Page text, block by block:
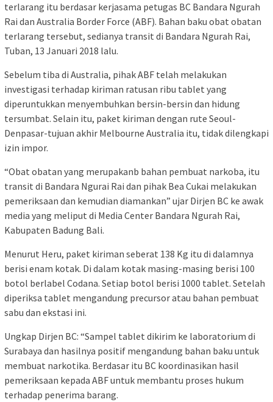
terlarang itu berdasar kerjasama petugas BC Bandara Ngurah
Rai dan Australia Border Force (ABF). Bahan baku obat obatan
terlarang tersebut, sedianya transit di Bandara Ngurah Rai,
Tuban, 13 Januari 2018 lalu.
Sebelum tiba di Australia, pihak ABF telah melakukan
investigasi terhadap kiriman ratusan ribu tablet yang
diperuntukkan menyembuhkan bersin-bersin dan hidung
tersumbat. Selain itu, paket kiriman dengan rute Seoul-
Denpasar-tujuan akhir Melbourne Australia itu, tidak dilengkapi
izin impor.
“Obat obatan yang merupakanb bahan pembuat narkoba, itu
transit di Bandara Ngurai Rai dan pihak Bea Cukai melakukan
pemeriksaan dan kemudian diamankan” ujar Dirjen BC ke awak
media yang meliput di Media Center Bandara Ngurah Rai,
Kabupaten Badung Bali.
Menurut Heru, paket kiriman seberat 138 Kg itu di dalamnya
berisi enam kotak. Di dalam kotak masing-masing berisi 100
botol berlabel Codana. Setiap botol berisi 1000 tablet. Setelah
diperiksa tablet mengandung precursor atau bahan pembuat
sabu dan ekstasi ini.
Ungkap Dirjen BC: “Sampel tablet dikirim ke laboratorium di
Surabaya dan hasilnya positif mengandung bahan baku untuk
membuat narkotika. Berdasar itu BC koordinasikan hasil
pemeriksaan kepada ABF untuk membantu proses hukum
terhadap penerima barang.